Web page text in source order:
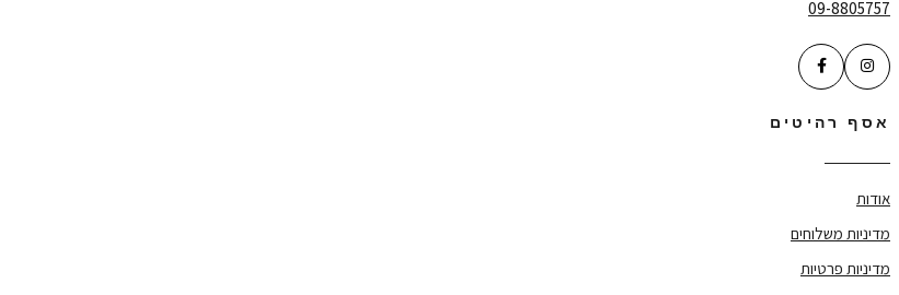
09-8805757
אסף רהיטים
אודות
מדיניות משלוחים
מדיניות פרטיות